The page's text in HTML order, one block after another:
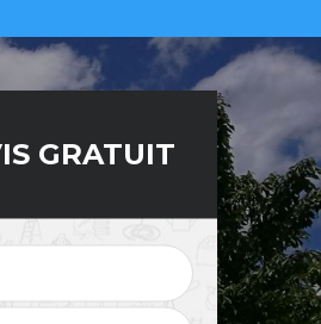
façade Peinture Extérieure 79
GRATUIT